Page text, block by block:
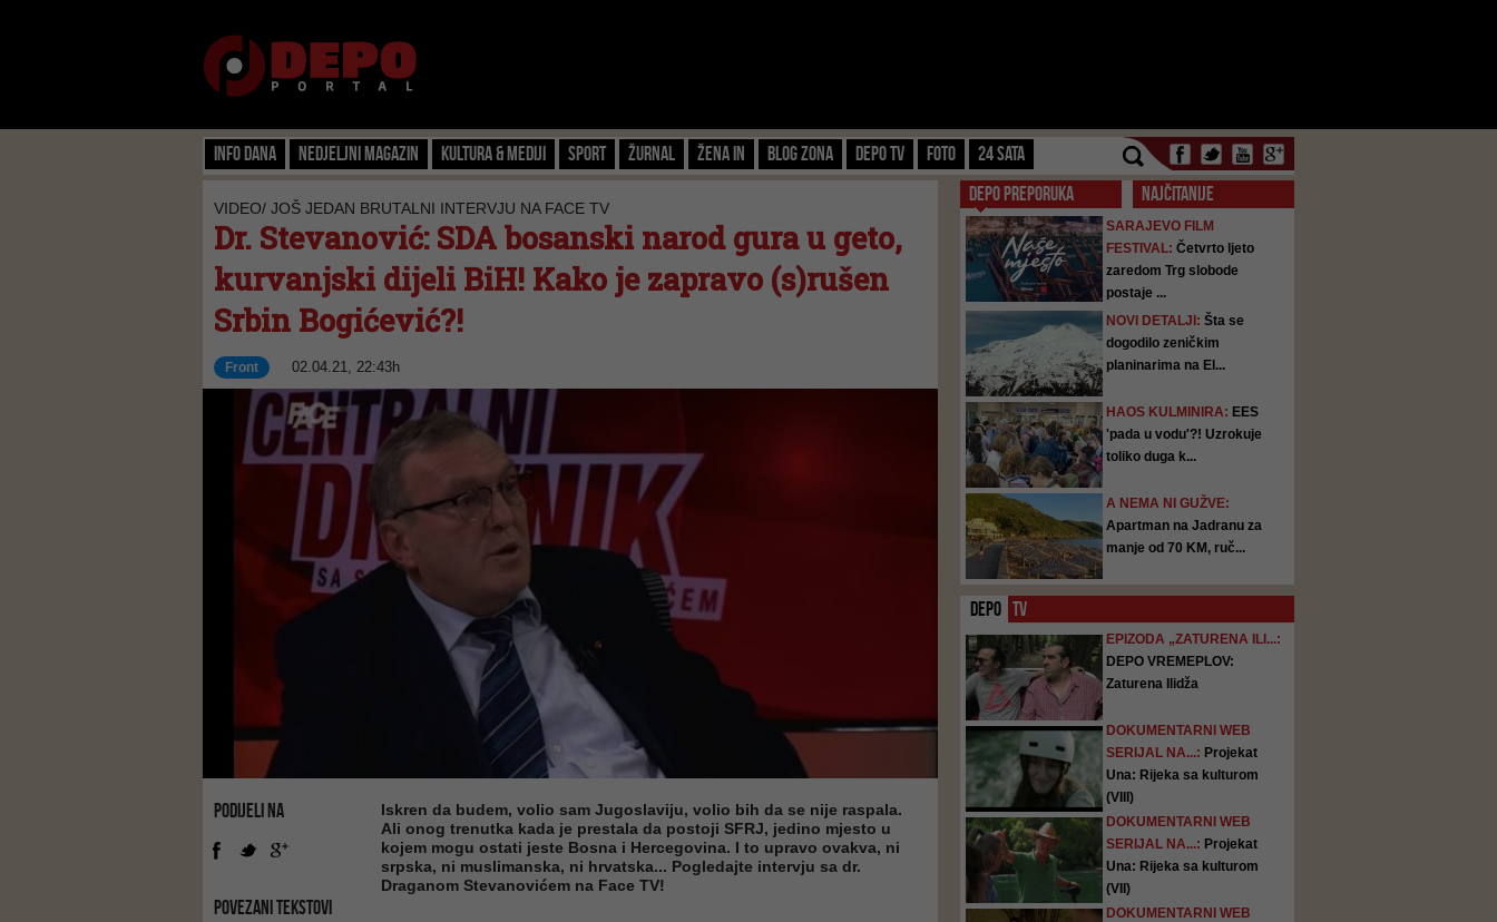
Info dana Nedjeljni magazin Kultura & Mediji Sport Žurnal Žena IN Blog zona Depo TV FOTO 24 SATA
VIDEO/ JOŠ JEDAN BRUTALNI INTERVJU NA FACE TV
Dr. Stevanović: SDA bosanski narod gura u geto,
kurvanjski dijeli BiH! Kako je zapravo (s)rušen
Srbin Bogićević?!
Front 02.04.21, 22:43h
PODIJELI NA
POVEZANI TEKSTOVI
Iskren da budem, volio sam Jugoslaviju, volio bih da se nije raspala.
Ali onog trenutka kada je prestala da postoji SFRJ, jedino mjesto u
kojem mogu ostati jeste Bosna i Hercegovina. I to upravo ovakva, ni
srpska, ni muslimanska, ni hrvatska... Pogledajte intervju sa dr.
Draganom Stevanovićem na Face TV!
DEPO PREPORUKA NAJČITANIJE
SARAJEVO FILM
FESTIVAL: Četvrto ljeto
zaredom Trg slobode
postaje ...
NOVI DETALJI: Šta se
dogodilo zeničkim
planinarima na El...
HAOS KULMINIRA: EES
'pada u vodu'?! Uzrokuje
toliko duga k...
A NEMA NI GUŽVE:
Apartman na Jadranu za
manje od 70 KM, ruč...
DEPO TV
EPIZODA „ZATURENA ILI...:
DEPO VREMEPLOV:
Zaturena Ilidža
DOKUMENTARNI WEB
SERIJAL NA...: Projekat
Una: Rijeka sa kulturom
(VIII)
DOKUMENTARNI WEB
SERIJAL NA...: Projekat
Una: Rijeka sa kulturom
(VII)
DOKUMENTARNI WEB